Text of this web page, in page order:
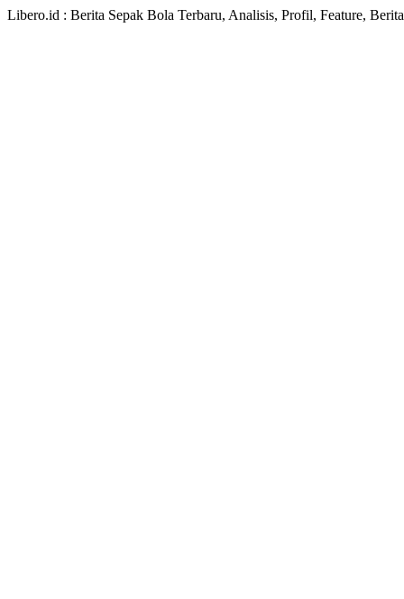
Libero.id : Berita Sepak Bola Terbaru, Analisis, Profil, Feature,